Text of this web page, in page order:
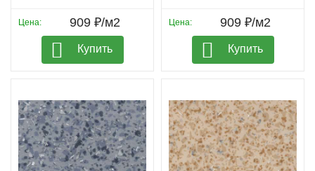
Цена: 909 ₽/м2
Купить
Цена: 909 ₽/м2
Купить